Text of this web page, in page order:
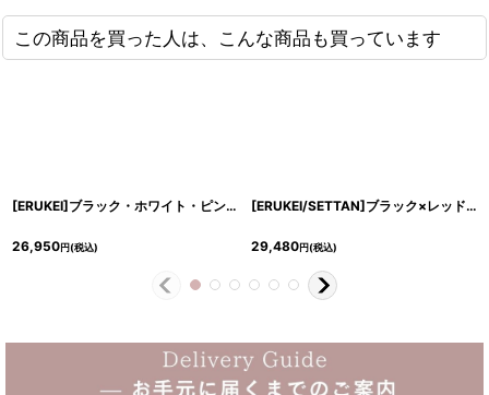
この商品を買った人は、こんな商品も買っています
[ERUKEI]ブラック・ホワイト・ピンク・ノースリーブ・レース・Vネック・切替・Aライン・ミディアムドレス・ワンピース[送料無料]
26,950円(税込)
[ERUKEI/SETTAN]ブラック×レッド・花柄・ティアードフリル・Aライン・レースポイント・ミディアムドレス・ワンピース[送料無料]
29,480円(税込)